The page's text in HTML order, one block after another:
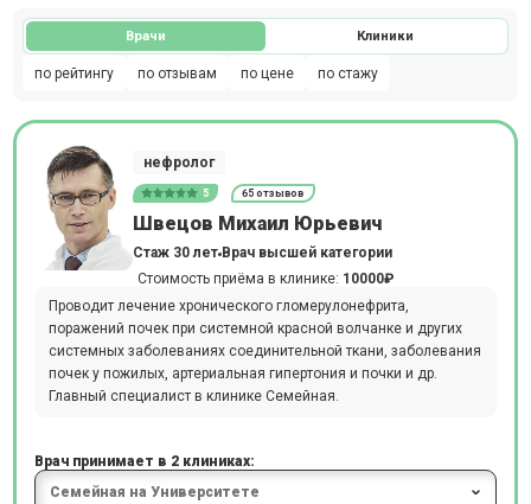
Врачи Клиники
по рейтингу по отзывам по цене по стажу
нефролог
5 65 отзывов
Швецов Михаил Юрьевич
Стаж 30 лет Врач высшей категории
Стоимость приёма в клинике: 10000₽
Проводит лечение хронического гломерулонефрита,
поражений почек при системной красной волчанке и других
системных заболеваниях соединительной ткани, заболевания
почек у пожилых, артериальная гипертония и почки и др.
Главный специалист в клинике Семейная.
Врач принимает в 2 клиниках: